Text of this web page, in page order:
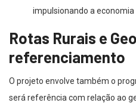
impulsionando a economia
Rotas Rurais e
referenciamento
O projeto envolve também o
será referência com relação ao